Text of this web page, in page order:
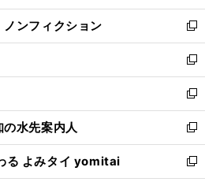
開
く
ウ
で
開
く
ン
ド
ウ
で
開
く
ウ
ィ
ン
ド
ウ
で
開
く
ンフィクション
新
し
い
ウ
ィ
ン
ド
ウ
で
開
新
し
い
ウ
ィ
ン
ド
ウ
新
し
い
ウ
ィ
水先案内人
新
し
い
る よみタイ yomitai
新